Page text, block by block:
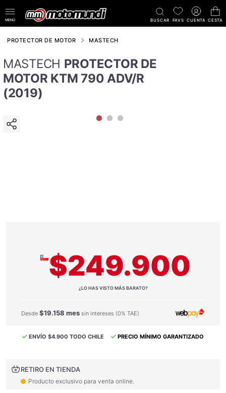
MENÚ BUSCAR FAVS CUENTA CESTA
PROTECTOR DE MOTOR MASTECH
MASTECH PROTECTOR DE
MOTOR KTM 790 ADV/R
(2019)
$249.900
¿LO HAS VISTO MÁS BARATO?
Desde $19.158 mes sin intereses (0% TAE)
ENVÍO $4.900 TODO CHILE PRECIO MÍNIMO GARANTIZADO
RETIRO EN TIENDA
Producto exclusivo para venta online.